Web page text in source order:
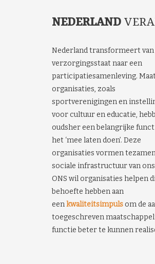
NEDERLAND
Nederland transformeert van
verzorgingsstaat naar een
participatiesamenleving.
organisaties, zoals
sportverenigingen en
voor cultuur en educatie,
oudsher een belangrijke
het ‘mee laten doen’. Deze
organisaties vormen
sociale infrastructuur van ons
ONS wil organisaties helpen
behoefte hebben aan
eenkwaliteitsimpuls om de
toegeschreven
functie beter te kunnen